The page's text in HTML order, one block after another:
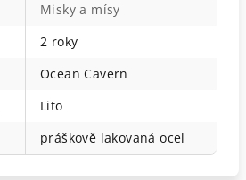
Misky a mísy
2 roky
Ocean Cavern
Lito
práškově lakovaná ocel